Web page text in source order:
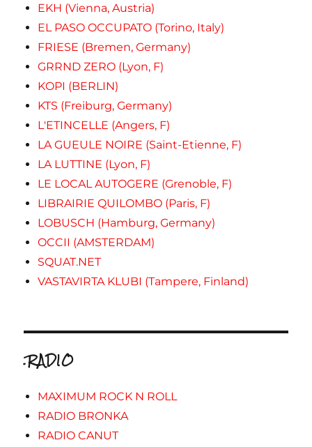
EKH (Vienna, Austria)
EL PASO OCCUPATO (Torino, Italy)
FRIESE (Bremen, Germany)
GRRND ZERO (Lyon, F)
KOPI (BERLIN)
KTS (Freiburg, Germany)
L'ETINCELLE (Angers, F)
LA GUEULE NOIRE (Saint-Etienne, F)
LA LUTTINE (Lyon, F)
LE LOCAL AUTOGERE (Grenoble, F)
LIBRAIRIE QUILOMBO (Paris, F)
LOBUSCH (Hamburg, Germany)
OCCII (AMSTERDAM)
SQUAT.NET
VASTAVIRTA KLUBI (Tampere, Finland)
.RADIO
MAXIMUM ROCK N ROLL
RADIO BRONKA
RADIO CANUT